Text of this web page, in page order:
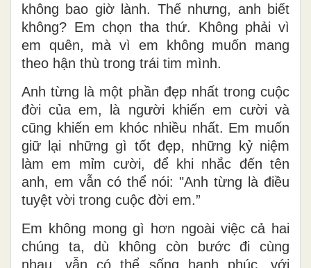
không bao giờ lành. Thế nhưng, anh biết
không? Em chọn tha thứ. Không phải vì
em quên, mà vì em không muốn mang
theo hận thù trong trái tim mình.
Anh từng là một phần đẹp nhất trong cuộc
đời của em, là người khiến em cười và
cũng khiến em khóc nhiều nhất. Em muốn
giữ lại những gì tốt đẹp, những kỷ niệm
làm em mỉm cười, để khi nhắc đến tên
anh, em vẫn có thể nói: "Anh từng là điều
tuyệt vời trong cuộc đời em.”
Em không mong gì hơn ngoài việc cả hai
chúng ta, dù không còn bước đi cùng
nhau, vẫn có thể sống hạnh phúc, với